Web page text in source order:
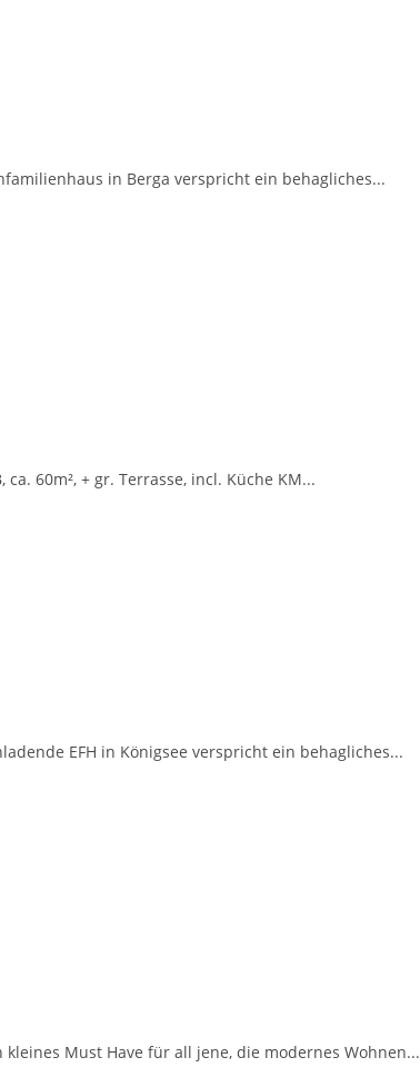
in Berga verspricht ein behagliches...
60m², + gr. Terrasse, incl. Küche KM...
EFH in Königsee verspricht ein behagliches...
Must Have für all jene, die modernes Wohnen...